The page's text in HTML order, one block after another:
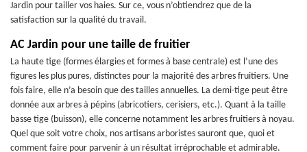
Jardin pour tailler vos haies. Sur ce, vous n’obtiendrez que de la
satisfaction sur la qualité du travail.
AC Jardin pour une taille de fruitier
La haute tige (formes élargies et formes à base centrale) est l’une des
figures les plus pures, distinctes pour la majorité des arbres fruitiers. Une
fois faire, elle n’a besoin que des tailles annuelles. La demi-tige peut être
donnée aux arbres à pépins (abricotiers, cerisiers, etc.). Quant à la taille
basse tige (buisson), elle concerne notamment les arbres fruitiers à noyau.
Quel que soit votre choix, nos artisans arboristes sauront que, quoi et
comment faire pour parvenir à un résultat irréprochable et admirable.